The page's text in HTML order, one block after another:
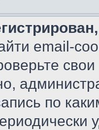
email-
по